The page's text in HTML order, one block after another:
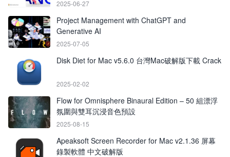
2025-06-27
Project Management with ChatGPT and
Generative AI
2025-07-05
Disk Diet for Mac v5.6.0 台灣Mac破解版下載 Crack
2025-02-02
Flow for Omnisphere Binaural Edition – 50 組漂浮
氛圍與雙耳沉浸音色預設
2025-08-15
Apeaksoft Screen Recorder for Mac v2.1.36 屏幕
錄製軟體 中文破解版